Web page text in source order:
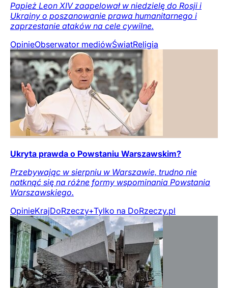
Papież Leon XIV zaapelował w niedzielę do Rosji i
Ukrainy o poszanowanie prawa humanitarnego i
zaprzestanie ataków na cele cywilne.
OpinieObserwator mediówŚwiatReligia
Ukryta prawda o Powstaniu Warszawskim?
Przebywając w sierpniu w Warszawie, trudno nie
natknąć się na różne formy wspominania Powstania
Warszawskiego.
OpinieKrajDoRzeczy+Tylko na DoRzeczy.pl